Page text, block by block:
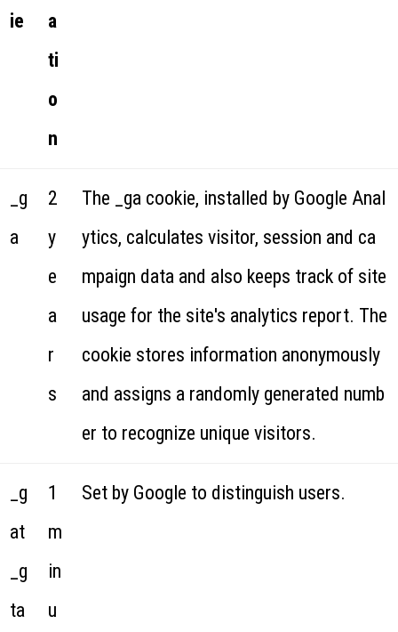
ie
a
ti
o
n
_g
a
2
y
e
a
r
s
The _ga cookie, installed by Google Anal
ytics, calculates visitor, session and ca
mpaign data and also keeps track of site
usage for the site's analytics report. The
cookie stores information anonymously
and assigns a randomly generated numb
er to recognize unique visitors.
_g
at
_g
ta
1
m
in
u
Set by Google to distinguish users.